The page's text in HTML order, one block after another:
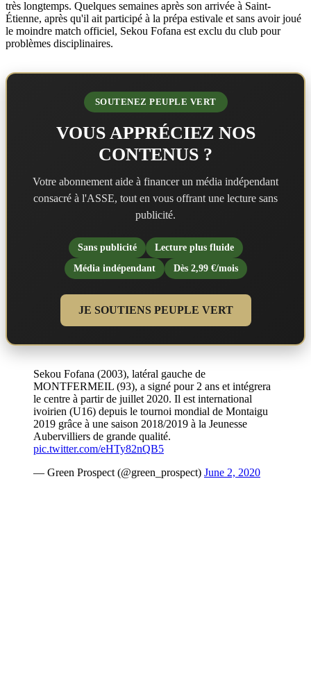
très longtemps. Quelques semaines après son arrivée à Saint-
Étienne, après qu'il ait participé à la prépa estivale et sans avoir joué
le moindre match officiel, Sekou Fofana est exclu du club pour
problèmes disciplinaires.
SOUTENEZ PEUPLE VERT
VOUS APPRÉCIEZ NOS
CONTENUS ?
Votre abonnement aide à financer un média indépendant
consacré à l'ASSE, tout en vous offrant une lecture sans
publicité.
Sans publicité
Lecture plus fluide
Média indépendant
Dès 2,99 €/mois
JE SOUTIENS PEUPLE VERT
Sekou Fofana (2003), latéral gauche de
MONTFERMEIL (93), a signé pour 2 ans et intégrera
le centre à partir de juillet 2020. Il est international
ivoirien (U16) depuis le tournoi mondial de Montaigu
2019 grâce à une saison 2018/2019 à la Jeunesse
Aubervilliers de grande qualité.
pic.twitter.com/eHTy82nQB5
— Green Prospect (@green_prospect) June 2, 2020